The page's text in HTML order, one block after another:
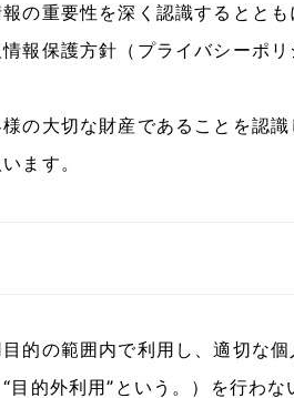
の重要性を深く認識するとと
報保護方針（プライバシーポリ
の大切な財産であることを認
ます。
的の範囲内で利用し、適切な個
的外利用”という。）を行わな